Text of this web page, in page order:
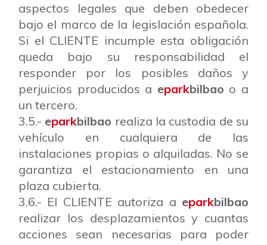
aspectos legales que deben obedecer
bajo el marco de la legislación española.
Si el CLIENTE incumple esta obligación
queda bajo su responsabilidad el
responder por los posibles daños y
perjuicios producidos a eparkbilbao o a
un tercero.
3.5.- eparkbilbao realiza la custodia de su
vehículo en cualquiera de las
instalaciones propias o alquiladas. No se
garantiza el estacionamiento en una
plaza cubierta.
3.6.- El CLIENTE autoriza a eparkbilbao
realizar los desplazamientos y cuantas
acciones sean necesarias para poder